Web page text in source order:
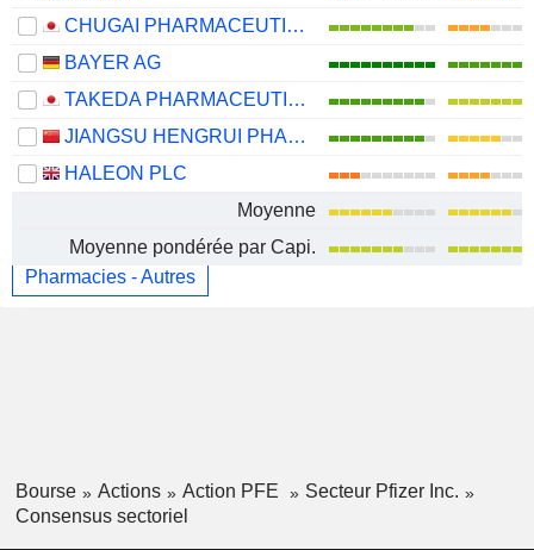
CHUGAI PHARMACEUTICAL CO., LTD.
BAYER AG
TAKEDA PHARMACEUTICAL COMPANY LIMITED
JIANGSU HENGRUI PHARMACEUTICALS CO.,LTD
HALEON PLC
Moyenne
Moyenne pondérée par Capi.
Pharmacies - Autres
Bourse Actions Action PFE
Secteur Pfizer Inc.
Consensus sectoriel